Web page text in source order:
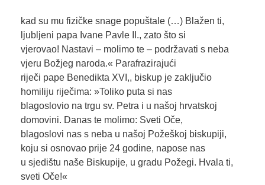
kad su mu fizičke snage popuštale (…) Blažen ti,
ljubljeni papa Ivane Pavle II., zato što si
vjerovao! Nastavi – molimo te – podržavati s neba
vjeru Božjeg naroda.« Parafrazirajući
riječi pape Benedikta XVI,, biskup je zaključio
homiliju riječima: »Toliko puta si nas
blagoslovio na trgu sv. Petra i u našoj hrvatskoj
domovini. Danas te molimo: Sveti Oče,
blagoslovi nas s neba u našoj Požeškoj biskupiji,
koju si osnovao prije 24 godine, napose nas
u sjedištu naše Biskupije, u gradu Požegi. Hvala ti,
sveti Oče!«